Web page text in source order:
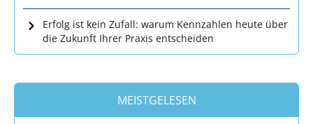
Erfolg ist kein Zufall: warum Kennzahlen heute über
die Zukunft Ihrer Praxis entscheiden
MEISTGELESEN